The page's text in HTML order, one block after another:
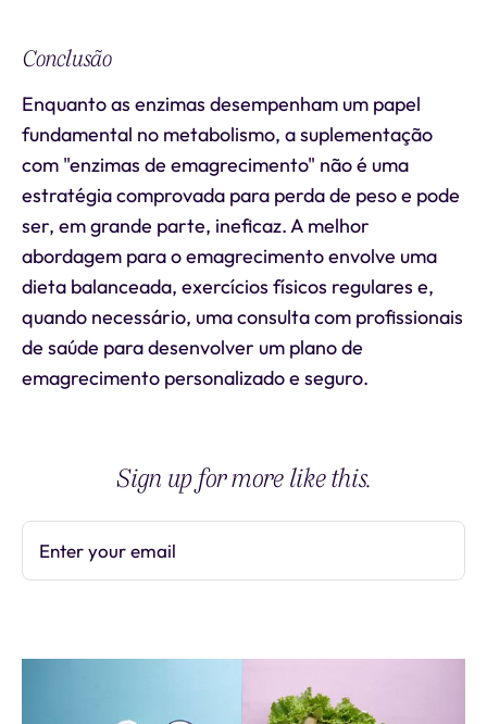
Conclusão
Enquanto as enzimas desempenham um papel
fundamental no metabolismo, a suplementação
com "enzimas de emagrecimento" não é uma
estratégia comprovada para perda de peso e pode
ser, em grande parte, ineficaz. A melhor
abordagem para o emagrecimento envolve uma
dieta balanceada, exercícios físicos regulares e,
quando necessário, uma consulta com profissionais
de saúde para desenvolver um plano de
emagrecimento personalizado e seguro.
Sign up for more like this.
Enter your email